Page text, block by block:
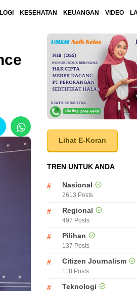
KESEHATAN KEUANGAN VIDEO
Lihat E-Koran
TREN UNTUK ANDA
Nasional
2613 Posts
Regional
497 Posts
Pilihan
137 Posts
Citizen Journalism
118 Posts
Teknologi